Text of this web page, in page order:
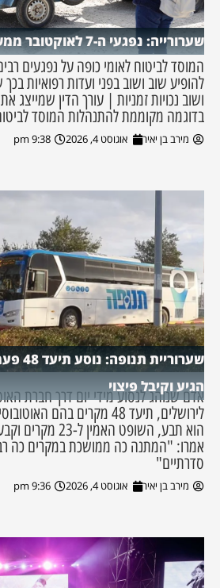
שערורייה: נפגעי ה-7 לאוקטובר ממשיכים להיפגע
להופיע שוב ושוב בפני ועדות רפואיות
ושוב נכויות זמניות | עורך הדין שמייצג
בדוגמה מקוממת להתנהלות המוסד
מירב בן יאיר אוגוסט 4, 2026 9:38 pm
הגיע וקיבל פיצוי
אדם שנוהג לנסוע מידי יום דרך חברת
לירושלים, תיעד 48 מקרים בהם
הוא תבע, השופט
אמרו: "המתנה כה ממושכת במקרים כה
סדרתיים"
מירב בן יאיר אוגוסט 4, 2026 9:36 pm